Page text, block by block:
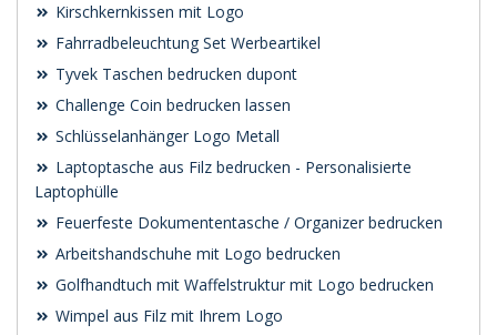
Kirschkernkissen mit Logo
Fahrradbeleuchtung Set Werbeartikel
Tyvek Taschen bedrucken dupont
Challenge Coin bedrucken lassen
Schlüsselanhänger Logo Metall
Laptoptasche aus Filz bedrucken - Personalisierte
Laptophülle
Feuerfeste Dokumententasche / Organizer bedrucken
Arbeitshandschuhe mit Logo bedrucken
Golfhandtuch mit Waffelstruktur mit Logo bedrucken
Wimpel aus Filz mit Ihrem Logo